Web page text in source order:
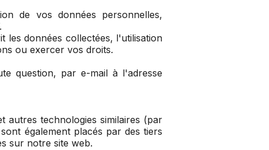
de vos données personnelles,
les données collectées, l'utilisation
ou exercer vos droits.
question, par e-mail à l'adresse
autres technologies similaires (par
également placés par des tiers
sur notre site web.